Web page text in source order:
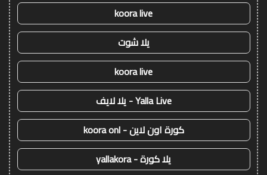
koora live
يلا شوت
koora live
Yalla Live - يلا لايف
كورة اون لاين - koora onl
يلا كورة - yallakora